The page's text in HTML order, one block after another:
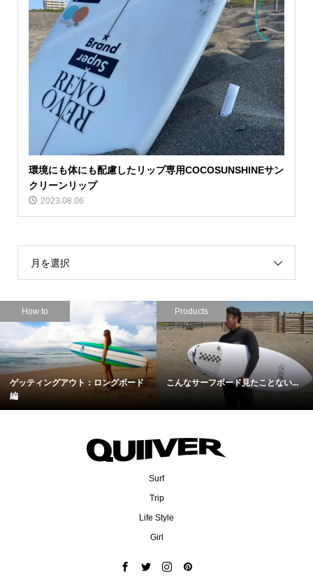
環境にも体にも配慮したリップ専用COCOSUNSHINEサン
クリーンリップ
2023.08.06
月を選択
How to
ゲッティングアウト：ロングボード
編
Products
こんなサーフボード見たことない...
Surf
Trip
Life Style
Girl